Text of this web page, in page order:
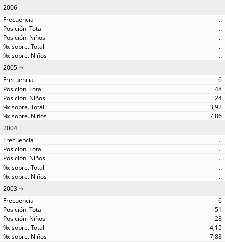
2006
..
..
..
..
..
2005
6
48
24
3,92
7,86
2004
..
..
..
..
..
2003
6
51
28
4,15
7,88